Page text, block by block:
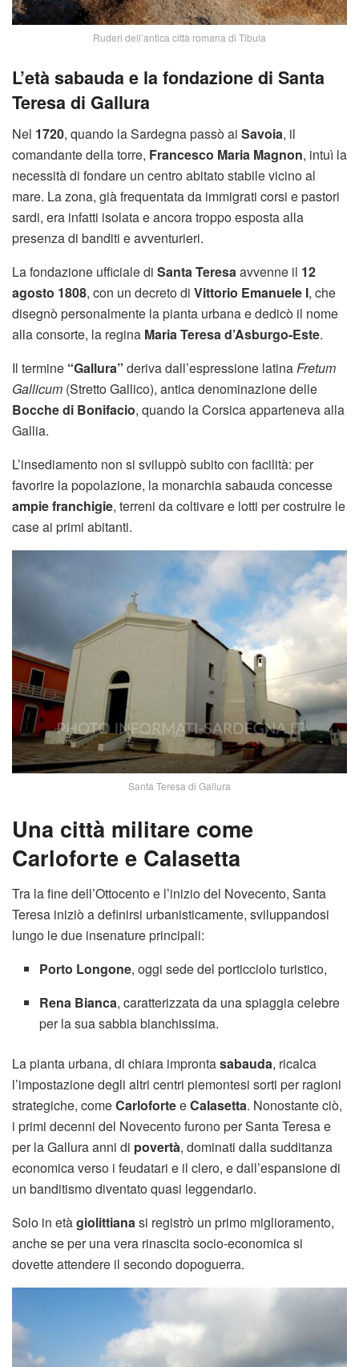
Ruderi dell’antica città romana di Tibula
L’età sabauda e la fondazione di Santa
Teresa di Gallura
Nel 1720, quando la Sardegna passò ai Savoia, il
comandante della torre, Francesco Maria Magnon, intuì la
necessità di fondare un centro abitato stabile vicino al
mare. La zona, già frequentata da immigrati corsi e pastori
sardi, era infatti isolata e ancora troppo esposta alla
presenza di banditi e avventurieri.
La fondazione ufficiale di Santa Teresaavvenne il 12
agosto 1808, con un decreto di Vittorio Emanuele I, che
disegnò personalmente la pianta urbana e dedicò il nome
alla consorte, la regina Maria Teresa d’Asburgo-Este.
Il termine “Gallura” deriva dall’espressione latinaFretum
Gallicum (Stretto Gallico), antica denominazione delle
Bocche di Bonifacio, quando la Corsica apparteneva alla
Gallia.
L’insediamento non si sviluppò subito con facilità: per
favorire la popolazione, la monarchia sabauda concesse
ampie franchigie, terreni da coltivare e lotti per costruire le
case ai primi abitanti.
Santa Teresa di Gallura
Una città militare come
Carloforte e Calasetta
Tra la fine dell’Ottocento e l’inizio del Novecento, Santa
Teresa iniziò a definirsi urbanisticamente, sviluppandosi
lungo le due insenature principali:
Porto Longone, oggi sede del porticciolo turistico,
Rena Bianca, caratterizzata da una spiaggia celebre
per la sua sabbia bianchissima.
La pianta urbana, di chiara improntasabauda, ricalca
l’impostazione degli altri centri piemontesi sorti per ragioni
strategiche, comeCarloforteeCalasetta. Nonostante ciò,
i primi decenni del Novecento furono per Santa Teresa e
per la Gallura anni di povertà, dominati dalla sudditanza
economica verso i feudatari e il clero, e dall’espansione di
un banditismo diventato quasi leggendario.
Solo in etàgiolittianasi registrò un primo miglioramento,
anche se per una vera rinascita socio-economica si
dovette attendere il secondo dopoguerra.